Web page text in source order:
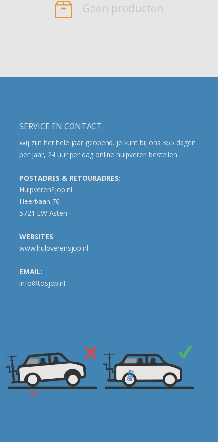
Geen producten
SERVICE EN CONTACT
Wij zijn het hele jaar geopend. Je kunt bij ons 365 dagen
per jaar, 24 uur per dag online hulpveren bestellen.
POSTADRES & RETOURADRES:
HulpverenSjop.nl
Heerbaan 76
5721 LW Asten
WEBSITES:
www.hulpverensjop.nl
EMAIL:
info@tosjop.nl